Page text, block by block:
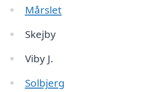
Mårslet
Skejby
Viby J.
Solbjerg